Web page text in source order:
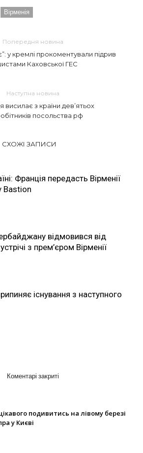
Вірменія
Попередня новина
у кремлі прокоментували підрив
Каховської ГЕС
Наступна новина
висилає з країни дев’ятьох
посольства рф
СХОЖІ ЗАПИСИ
Франція передасть Вірменії
Bastion
відмовився від
з прем’єром Вірменії
існування з наступного
Коментарі закриті
подивитись на лівому березі
у Києві